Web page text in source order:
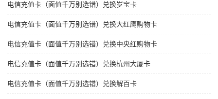
电信充值卡（面值千万别选错）兑换岁宝卡
电信充值卡（面值千万别选错）兑换大红鹰购物卡
电信充值卡（面值千万别选错）兑换中央红购物卡
电信充值卡（面值千万别选错）兑换杭州大厦卡
电信充值卡（面值千万别选错）兑换解百卡